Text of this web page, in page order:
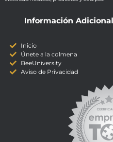
Información Adicional
Inicio
Únete a la colmena
BeeUniversity
Aviso de Privacidad